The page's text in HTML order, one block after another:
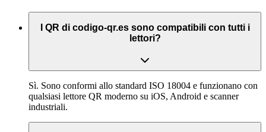
I QR di codigo-qr.es sono compatibili con tutti i
lettori?
Sì. Sono conformi allo standard ISO 18004 e funzionano con
qualsiasi lettore QR moderno su iOS, Android e scanner
industriali.